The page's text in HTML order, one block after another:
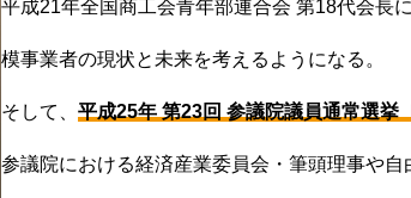
平成21年全国商工会青年部連合会 第18代会長
模事業者の現状と未来を考えるようになる。
そして、 平成25年 第23回 参議院議員通常選挙
参議院における経済産業委員会・筆頭理事や